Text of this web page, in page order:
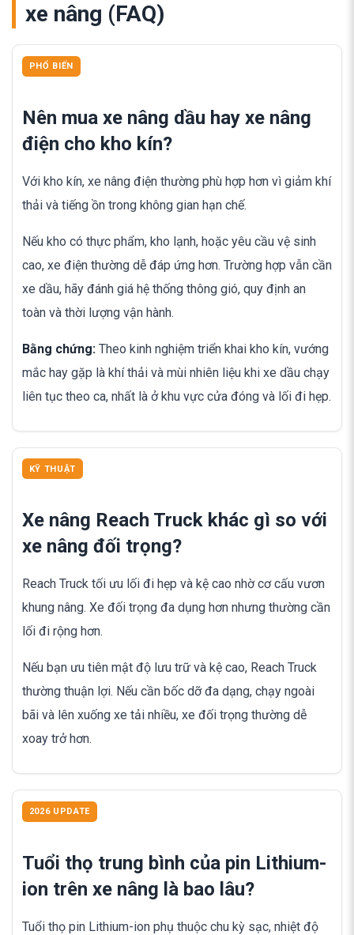
xe nâng (FAQ)
PHỔ BIẾN
Nên mua xe nâng dầu hay xe nâng
điện cho kho kín?
Với kho kín, xe nâng điện thường phù hợp hơn vì giảm khí
thải và tiếng ồn trong không gian hạn chế.
Nếu kho có thực phẩm, kho lạnh, hoặc yêu cầu vệ sinh
cao, xe điện thường dễ đáp ứng hơn. Trường hợp vẫn cần
xe dầu, hãy đánh giá hệ thống thông gió, quy định an
toàn và thời lượng vận hành.
Bằng chứng: Theo kinh nghiệm triển khai kho kín, vướng
mắc hay gặp là khí thải và mùi nhiên liệu khi xe dầu chạy
liên tục theo ca, nhất là ở khu vực cửa đóng và lối đi hẹp.
KỸ THUẬT
Xe nâng Reach Truck khác gì so với
xe nâng đối trọng?
Reach Truck tối ưu lối đi hẹp và kệ cao nhờ cơ cấu vươn
khung nâng. Xe đối trọng đa dụng hơn nhưng thường cần
lối đi rộng hơn.
Nếu bạn ưu tiên mật độ lưu trữ và kệ cao, Reach Truck
thường thuận lợi. Nếu cần bốc dỡ đa dạng, chạy ngoài
bãi và lên xuống xe tải nhiều, xe đối trọng thường dễ
xoay trở hơn.
2026 UPDATE
Tuổi thọ trung bình của pin Lithium-
ion trên xe nâng là bao lâu?
Tuổi thọ pin Lithium-ion phụ thuộc chu kỳ sạc, nhiệt độ